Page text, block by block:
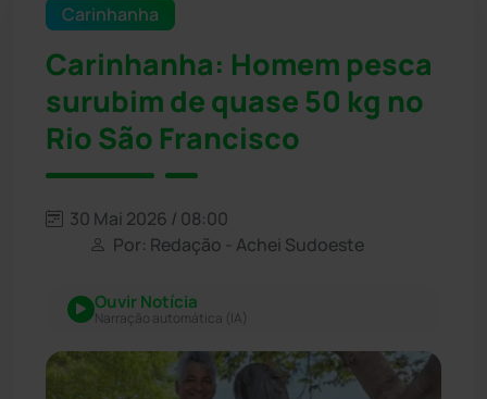
Carinhanha
Carinhanha: Homem pesca
surubim de quase 50 kg no
Rio São Francisco
30 Mai 2026 / 08:00
Por: Redação - Achei Sudoeste
Ouvir Notícia
Narração automática (IA)